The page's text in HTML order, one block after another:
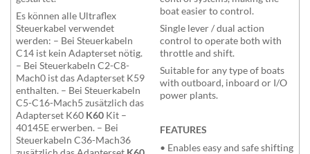
Es können alle Ultraflex
Steuerkabel verwendet
werden: – Bei Steuerkabeln
C14 ist kein Adapterset nötig.
– Bei Steuerkabeln C2-C8-
Mach0 ist das Adapterset K59
enthalten. – Bei Steuerkabeln
C5-C16-Mach5 zusätzlich das
Adapterset K60 K60 Kit –
40145E erwerben. – Bei
Steuerkabeln C36-Mach36
boat easier to control.
Single lever / dual action
control to operate both with
throttle and shift.
Suitable for any type of boats
with outboard, inboard or I/O
power plants.
FEATURES
• Enables easy and safe shifting